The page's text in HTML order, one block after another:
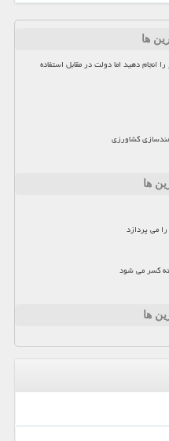
ها
انجام دهید اما دولت در مقابل استفاده
کشاورزی
ها
می پردازد
کسر می شود
ها